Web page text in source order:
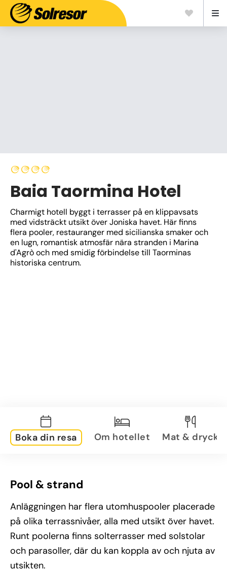
Baia Taormina Hotel
Charmigt hotell byggt i terrasser på en klippavsats
med vidsträckt utsikt över Joniska havet. Här finns
flera pooler, restauranger med sicilianska smaker och
en lugn, romantisk atmosfär nära stranden i Marina
d'Agrò och med smidig förbindelse till Taorminas
historiska centrum.
Boka din resa Om hotellet Mat & dryck
Pool & strand
Anläggningen har flera utomhuspooler placerade
på olika terrassnivåer, alla med utsikt över havet.
Runt poolerna finns solterrasser med solstolar
och parasoller, där du kan koppla av och njuta av
utsikten.